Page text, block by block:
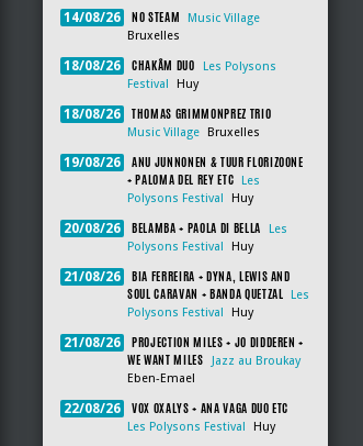
14/08/26 NO STEAM
Music Village
Bruxelles
18/08/26 CHAKÂM DUO
Les Polysons
Festival
Huy
18/08/26 THOMAS GRIMMONPREZ TRIO
Music Village Bruxelles
19/08/26
ANU JUNNONEN & TUUR FLORIZOONE
+ PALOMA DEL REY ETC
Les
Polysons Festival
Huy
20/08/26 BELAMBA + PAOLA DI BELLA
Les
Polysons Festival
Huy
21/08/26
BIA FERREIRA + DYNA, LEWIS AND
SOUL CARAVAN + BANDA QUETZAL
Les
Polysons Festival
Huy
21/08/26
PROJECTION MILES + JO DIDDEREN +
WE WANT MILES
Jazz au Broukay
Eben-Emael
22/08/26 VOX OXALYS + ANA VAGA DUO ETC
Les Polysons Festival Huy